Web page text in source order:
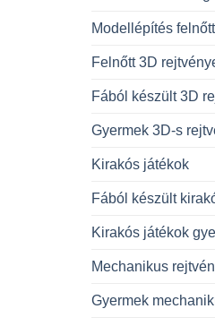
Modellépítés
Felnőtt 3D
Fából készült 3D
Gyermek 3D-s
Kirakós játékok
Fából készült
Kirakós játékok
Mechanikus
Gyermek